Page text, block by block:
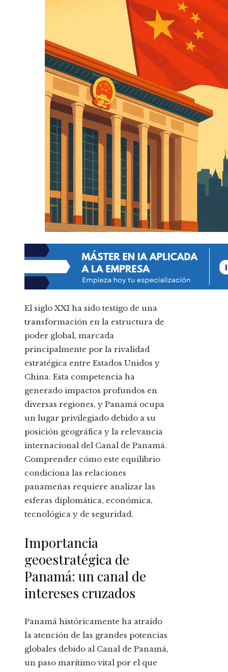
El siglo XXI ha sido testigo de una
transformación en la estructura de
poder global, marcada
principalmente por la rivalidad
estratégica entre Estados Unidos y
China. Esta competencia ha
generado impactos profundos en
diversas regiones, y Panamá ocupa
un lugar privilegiado debido a su
posición geográfica y la relevancia
internacional del Canal de Panamá.
Comprender cómo este equilibrio
condiciona las relaciones
panameñas requiere analizar las
esferas diplomática, económica,
tecnológica y de seguridad.
Importancia
geoestratégica de
Panamá: un canal de
intereses cruzados
Panamá históricamente ha atraído
la atención de las grandes potencias
globales debido al Canal de Panamá,
un paso marítimo vital por el que